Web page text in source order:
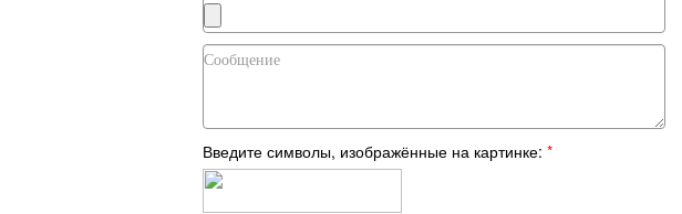
Введите символы, изображённые на картинке: *